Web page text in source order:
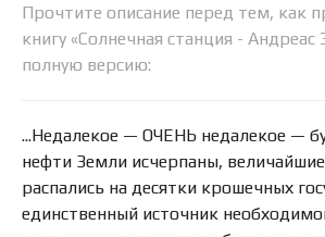
Прочтите описание перед тем, как
книгу «Солнечная станция - Андреас
полную версию:
...Недалекое — ОЧЕНЬ недалекое —
нефти Земли исчерпаны,
распались на десятки крошечных
единственный источник